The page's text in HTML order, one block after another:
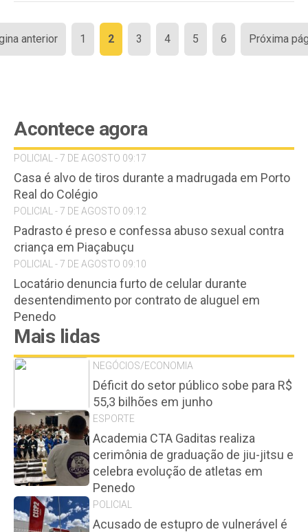
Paginação
de
anterior 1 2 3 4 5 6 Próxima
Acontece agora
POLICIAL - 7 DE AGOSTO 09:17
Casa é alvo de tiros durante a madrugada em Porto
Real do Colégio
POLICIAL - 7 DE AGOSTO 09:12
Padrasto é preso e confessa abuso sexual contra
criança em Piaçabuçu
POLICIAL - 7 DE AGOSTO 09:10
Locatário denuncia furto de celular durante
desentendimento por contrato de aluguel em
Penedo
Mais lidas
NEGÓCIOS/ECONOMIA
Déficit do setor público sobe para R$
55,3 bilhões em junho
ESPORTE
Academia CTA Gaditas realiza
cerimônia de graduação de jiu-jitsu e
celebra evolução de atletas em
Penedo
POLICIAL
Acusado de estupro de vulnerável é